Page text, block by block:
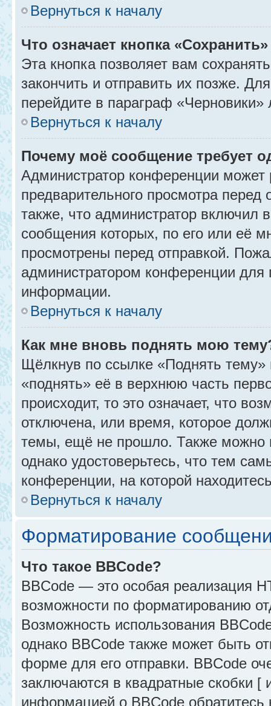
Вернуться к началу
Что означает кнопка
Эта кнопка позволяет вам
закончить и отправить их позже.
перейдите в параграф «Черновики»
Вернуться к началу
Почему моё сообщение требует
Администратор конференции
предварительного просмотра
также, что администратор включил
сообщения которых, по его или её
просмотрены перед отправкой.
администратором конференции для
информации.
Вернуться к началу
Как мне вновь поднять мою
Щёлкнув по ссылке «Поднять
«поднять» её в верхнюю часть
происходит, то это означает, что
отключена, или время, которое
темы, ещё не прошло. Также можно
однако удостоверьтесь, что тем
конференции, на которой
Вернуться к началу
Форматирование
Что такое BBCode?
BBCode — это особая реализация
возможности по форматированию
Возможность использования
однако BBCode также может быть
форме для его отправки. BBCode
заключаются в квадратные скобки
информацией о BBCode обратитесь